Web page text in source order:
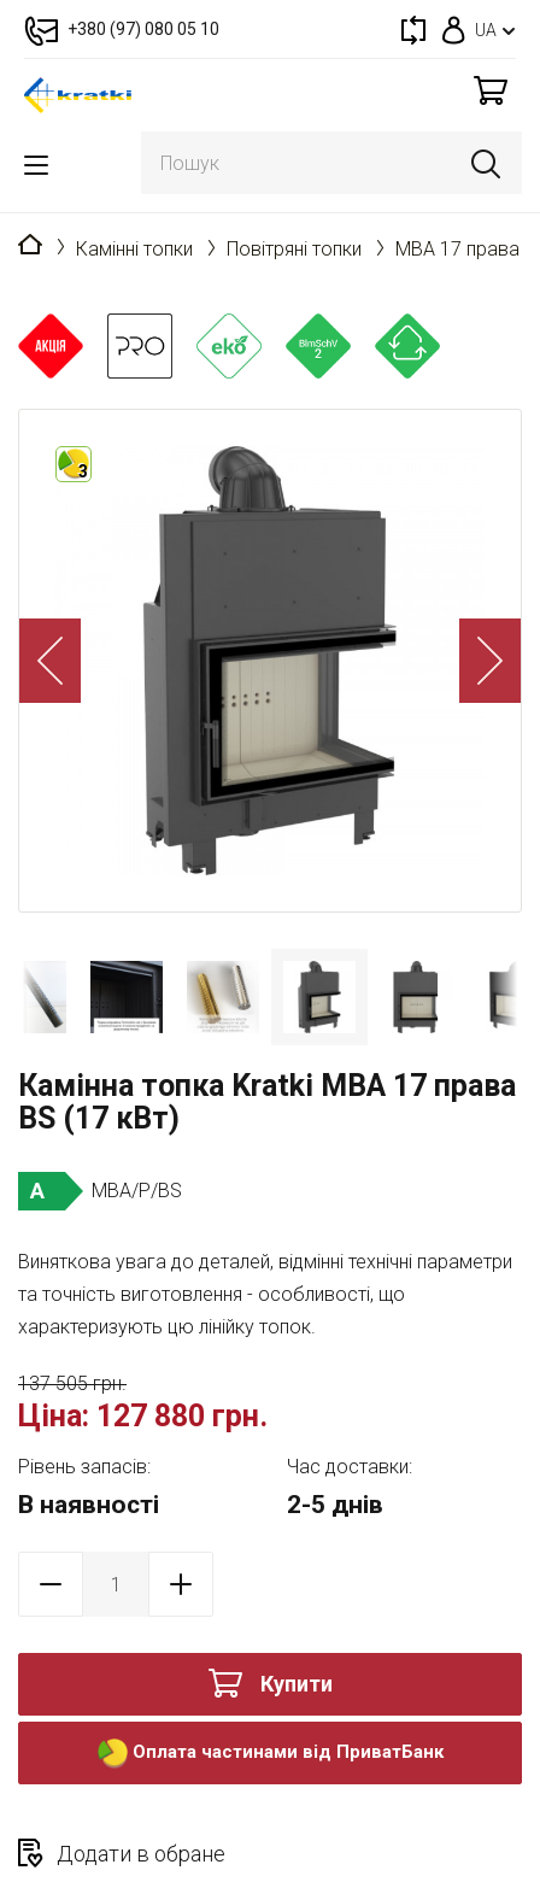
+380 (97) 080 05 10 UA
Головна
Камінні топки Повітряні топки MBA 17 права
3
Камінна топка Kratki MBA 17 права
BS (17 кВт)
A MBA/P/BS
Виняткова увага до деталей, відмінні технічні параметри
та точність виготовлення - особливості, що
характеризують цю лінійку топок.
Ціна: 127 880 грн.
137 505 грн.
Рівень запасів:
В наявності
Час доставки:
2-5 днів
Купити
Оплата частинами від ПриватБанк
Додати в обране